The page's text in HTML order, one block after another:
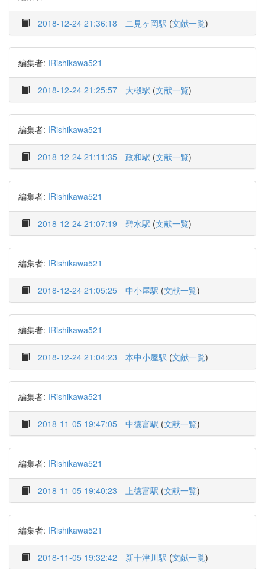
2018-12-24 21:36:18 二見ヶ岡駅 (文献一覧)
編集者: IRishikawa521
2018-12-24 21:25:57 大椴駅 (文献一覧)
編集者: IRishikawa521
2018-12-24 21:11:35 政和駅 (文献一覧)
編集者: IRishikawa521
2018-12-24 21:07:19 碧水駅 (文献一覧)
編集者: IRishikawa521
2018-12-24 21:05:25 中小屋駅 (文献一覧)
編集者: IRishikawa521
2018-12-24 21:04:23 本中小屋駅 (文献一覧)
編集者: IRishikawa521
2018-11-05 19:47:05 中徳富駅 (文献一覧)
編集者: IRishikawa521
2018-11-05 19:40:23 上徳富駅 (文献一覧)
編集者: IRishikawa521
2018-11-05 19:32:42 新十津川駅 (文献一覧)